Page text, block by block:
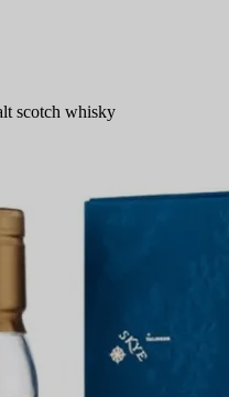
scotch whisky